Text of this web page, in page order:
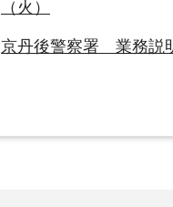
（火）
京丹後警察署 業務説